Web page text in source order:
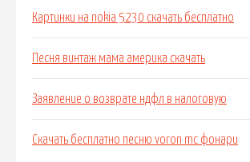
Картинки на nokia 5230 скачать бесплатно
Песня винтаж мама америка скачать
Заявление о возврате ндфл в налоговую
Скачать бесплатно песню voron mc фонари